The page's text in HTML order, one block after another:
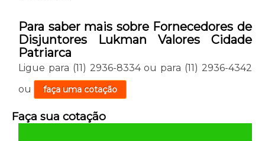
Para saber mais sobre Fornecedores de
Disjuntores Lukman Valores Cidade
Patriarca
Ligue para (11) 2936-8334ou para (11) 2936-4342
ou
faça uma cotação
Faça sua cotação